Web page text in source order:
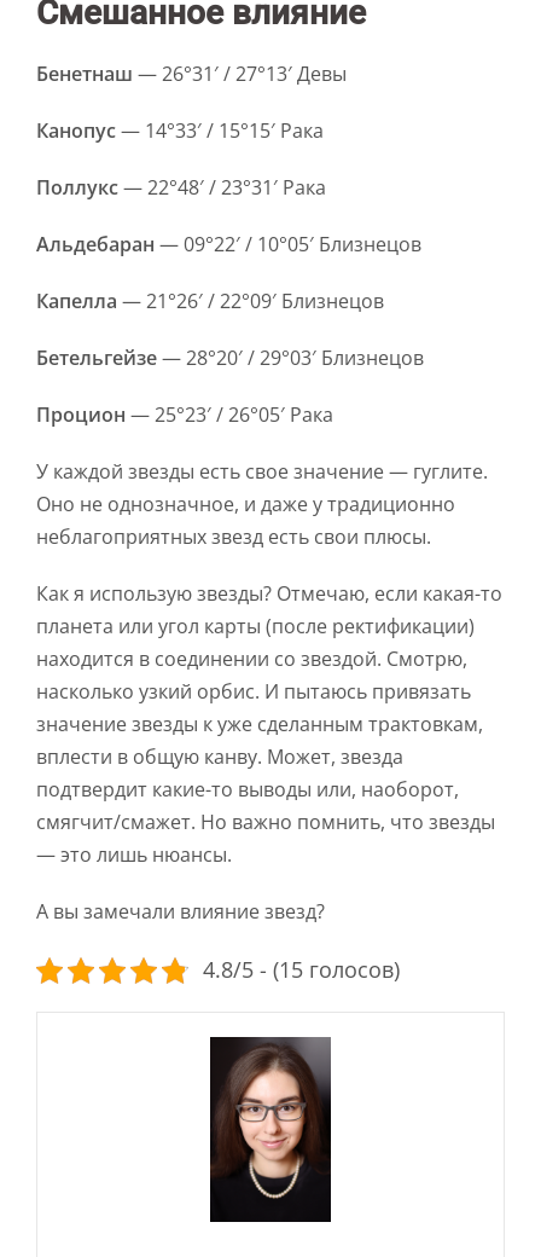
Смешанное влияние
Бенетнаш — 26°31′ / 27°13′ Девы
Канопус— 14°33′ / 15°15′ Рака
Поллукс— 22°48′ / 23°31′ Рака
Альдебаран — 09°22′ / 10°05′ Близнецов
Капелла — 21°26′ / 22°09′ Близнецов
Бетельгейзе— 28°20′ / 29°03′ Близнецов
Процион — 25°23′ / 26°05′ Рака
У каждой звезды есть свое значение — гуглите.
Оно не однозначное, и даже у традиционно
неблагоприятных звезд есть свои плюсы.
Как я использую звезды? Отмечаю, если какая-то
планета или угол карты (после ректификации)
находится в соединении со звездой. Смотрю,
насколько узкий орбис. И пытаюсь привязать
значение звезды к уже сделанным трактовкам,
вплести в общую канву. Может, звезда
подтвердит какие-то выводы или, наоборот,
смягчит/смажет. Но важно помнить, что звезды
— это лишь нюансы.
А вы замечали влияние звезд?
4.8/5 - (15 голосов)